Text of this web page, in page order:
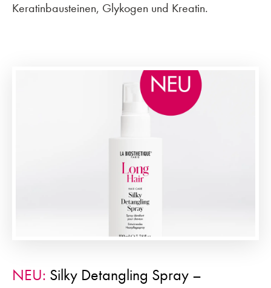
Keratinbausteinen, Glykogen und Kreatin.
NEU: Silky Detangling Spray –